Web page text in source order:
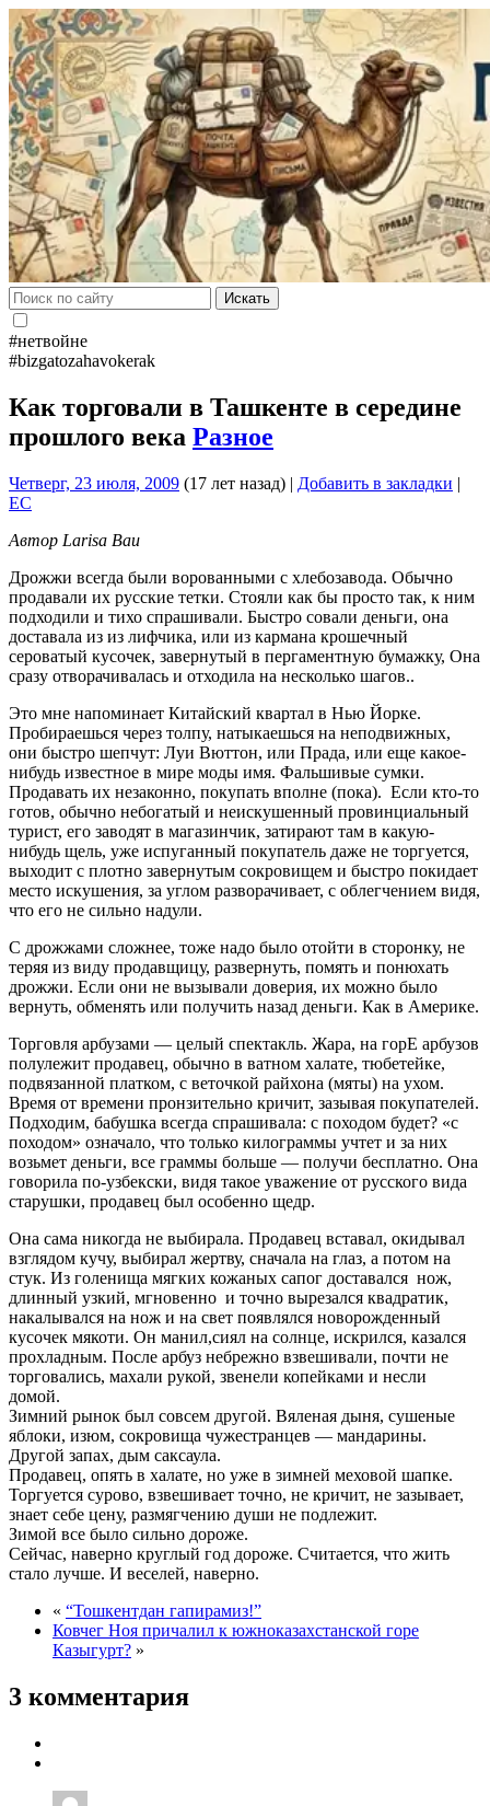
Искать
#нетвойне
#bizgatozahavokerak
Как торговали в Ташкенте в середине
прошлого века Разное
Четверг, 23 июля, 2009 (17 лет назад) | Добавить в закладки |
EC
Автор Larisa Bau
Дрожжи всегда были ворованными с хлебозавода. Обычно
продавали их русские тетки. Стояли как бы просто так, к ним
подходили и тихо спрашивали. Быстро совали деньги, она
доставала из из лифчика, или из кармана крошечный
сероватый кусочек, завернутый в пергаментную бумажку, Она
сразу отворачивалась и отходила на несколько шагов..
Это мне напоминает Китайский квартал в Нью Йорке.
Пробираешься через толпу, натыкаешься на неподвижных,
они быстро шепчут: Луи Вюттон, или Прада, или еще какое-
нибудь известное в мире моды имя. Фальшивые сумки.
Продавать их незаконно, покупать вполне (пока). Если кто-то
готов, обычно небогатый и неискушенный провинциальный
турист, его заводят в магазинчик, затирают там в какую-
нибудь щель, уже испуганный покупатель даже не торгуется,
выходит с плотно завернутым сокровищем и быстро покидает
место искушения, за углом разворачивает, с облегчением видя,
что его не сильно надули.
С дрожжами сложнее, тоже надо было отойти в сторонку, не
теряя из виду продавщицу, развернуть, помять и понюхать
дрожжи. Если они не вызывали доверия, их можно было
вернуть, обменять или получить назад деньги. Как в Америке.
Торговля арбузами — целый спектакль. Жара, на горЕ арбузов
полулежит продавец, обычно в ватном халате, тюбетейке,
подвязанной платком, с веточкой райхона (мяты) на ухом.
Время от времени пронзительно кричит, зазывая покупателей.
Подходим, бабушка всегда спрашивала: с походом будет? «с
походом» означало, что только килограммы учтет и за них
возьмет деньги, все граммы больше — получи бесплатно. Она
говорила по-узбекски, видя такое уважение от русского вида
старушки, продавец был особенно щедр.
Она сама никогда не выбирала. Продавец вставал, окидывал
взглядом кучу, выбирал жертву, сначала на глаз, а потом на
стук. Из голенища мягких кожаных сапог доставался нож,
длинный узкий, мгновенно и точно вырезался квадратик,
накалывался на нож и на свет появлялся новорожденный
кусочек мякоти. Он манил,сиял на солнце, искрился, казался
прохладным. После арбуз небрежно взвешивали, почти не
торговались, махали рукой, звенели копейками и несли
домой.
Зимний рынок был совсем другой. Вяленая дыня, сушеные
яблоки, изюм, сокровища чужестранцев — мандарины.
Другой запах, дым саксаула.
Продавец, опять в халате, но уже в зимней меховой шапке.
Торгуется сурово, взвешивает точно, не кричит, не зазывает,
знает себе цену, размягчению души не подлежит.
Зимой все было сильно дороже.
Сейчас, наверно круглый год дороже. Считается, что жить
стало лучше. И веселей, наверно.
« “Тошкентдан гапирамиз!”
Ковчег Ноя причалил к южноказахстанской горе
Казыгурт? »
3 комментария